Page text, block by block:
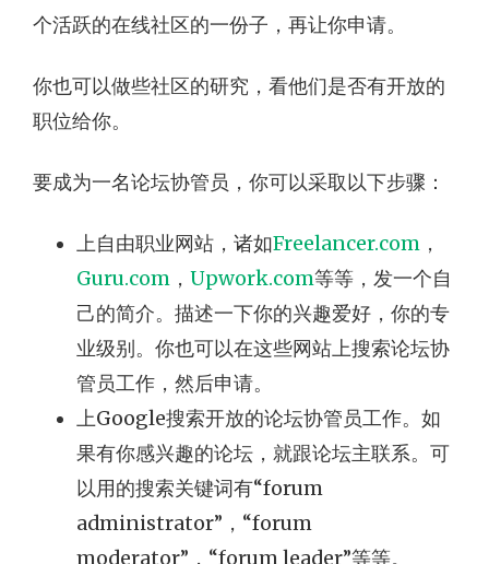
个活跃的在线社区的一份子，再让你申请。
你也可以做些社区的研究，看他们是否有开放的
职位给你。
要成为一名论坛协管员，你可以采取以下步骤：
上自由职业网站，诸如Freelancer.com ，
Guru.com ， Upwork.com等等，发一个自
己的简介。描述一下你的兴趣爱好，你的专
业级别。你也可以在这些网站上搜索论坛协
管员工作，然后申请。
上Google搜索开放的论坛协管员工作。如
果有你感兴趣的论坛，就跟论坛主联系。可
以用的搜索关键词有“forum
administrator”，“forum
moderator”，“forum leader”等等。